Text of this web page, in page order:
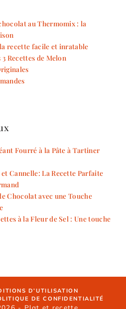
au Thermomix : la
recette facile et inratable
Recettes de Melon
Fourré à la Pâte à Tartiner
Cannelle: La Recette Parfaite
Chocolat avec une Touche
à la Fleur de Sel : Une touche
D’UTILISATION
DE CONFIDENTIALITÉ